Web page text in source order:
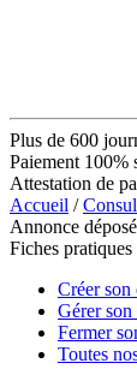
Plus de 600
Paiement 100%
Attestation de
Accueil /
Annonce
Fiches pratiques
Créer son
Gérer son
Fermer
Toutes